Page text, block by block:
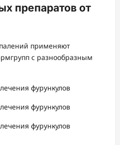
препаратов от
применяют
с разнообразным